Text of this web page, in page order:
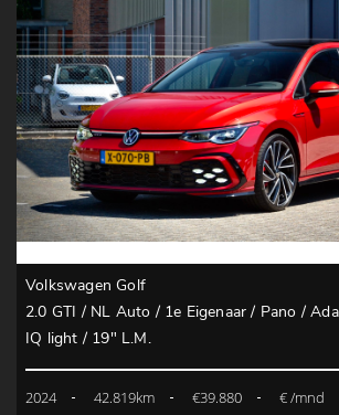
Volkswagen Golf
2.0 GTI / NL Auto / 1e Eigenaar / Pano /
IQ light / 19" L.M.
2024 42.819km €39.880 € /mnd